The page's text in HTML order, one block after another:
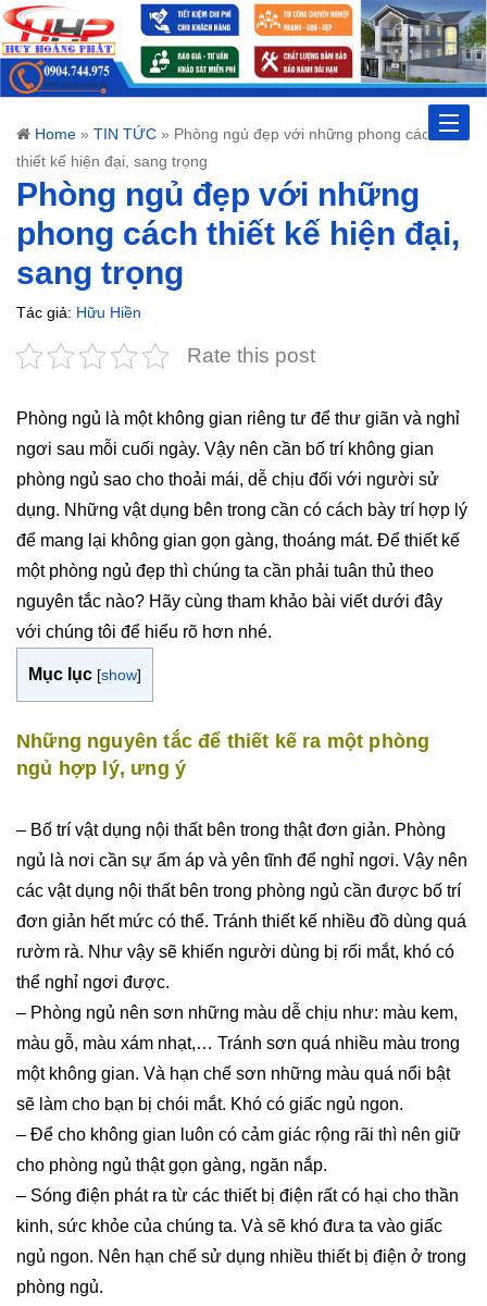
Toggle
Home » TIN TỨC » Phòng ngủ đẹp với những phong cách
thiết kế hiện đại, sang trọng
Phòng ngủ đẹp với những
phong cách thiết kế hiện đại,
sang trọng
Tác giả: Hữu Hiền
Rate this post
Phòng ngủ là một không gian riêng tư để thư giãn và nghỉ
ngơi sau mỗi cuối ngày. Vậy nên cần bố trí không gian
phòng ngủ sao cho thoải mái, dễ chịu đối với người sử
dụng. Những vật dụng bên trong cần có cách bày trí hợp lý
để mang lại không gian gọn gàng, thoáng mát. Để thiết kế
một phòng ngủ đẹp thì chúng ta cần phải tuân thủ theo
nguyên tắc nào? Hãy cùng tham khảo bài viết dưới đây
với chúng tôi để hiểu rõ hơn nhé.
Mục lục [show]
Những nguyên tắc để thiết kế ra một phòng
ngủ hợp lý, ưng ý
– Bố trí vật dụng nội thất bên trong thật đơn giản. Phòng
ngủ là nơi cần sự ấm áp và yên tĩnh để nghỉ ngơi. Vậy nên
các vật dụng nội thất bên trong phòng ngủ cần được bố trí
đơn giản hết mức có thể. Tránh thiết kế nhiều đồ dùng quá
rườm rà. Như vậy sẽ khiến người dùng bị rối mắt, khó có
thể nghỉ ngơi được.
– Phòng ngủ nên sơn những màu dễ chịu như: màu kem,
màu gỗ, màu xám nhạt,… Tránh sơn quá nhiều màu trong
một không gian. Và hạn chế sơn những màu quá nổi bật
sẽ làm cho bạn bị chói mắt. Khó có giấc ngủ ngon.
– Để cho không gian luôn có cảm giác rộng rãi thì nên giữ
cho phòng ngủ thật gọn gàng, ngăn nắp.
– Sóng điện phát ra từ các thiết bị điện rất có hại cho thần
kinh, sức khỏe của chúng ta. Và sẽ khó đưa ta vào giấc
ngủ ngon. Nên hạn chế sử dụng nhiều thiết bị điện ở trong
phòng ngủ.